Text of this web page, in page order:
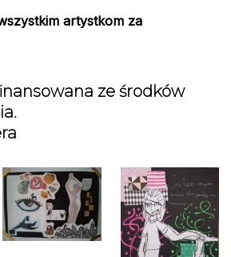
artystkom za
ze środków